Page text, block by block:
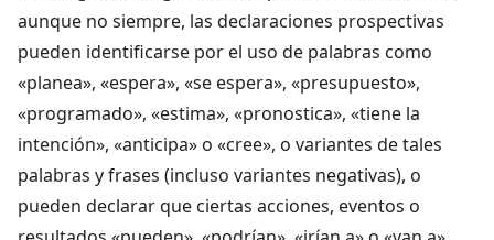
aunque no siempre, las declaraciones prospectivas
pueden identificarse por el uso de palabras como
«planea», «espera», «se espera», «presupuesto»,
«programado», «estima», «pronostica», «tiene la
intención», «anticipa» o «cree», o variantes de tales
palabras y frases (incluso variantes negativas), o
pueden declarar que ciertas acciones, eventos o